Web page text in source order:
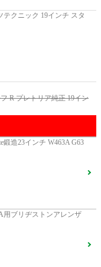
ミックプラスパッ
01月 走行8,500km
テクニック 19インチ スタ
R プレトリア純正 19イン
）
20インチアルミホイール
鍛造23インチ W463A G63
用ブリヂストンアレンザ